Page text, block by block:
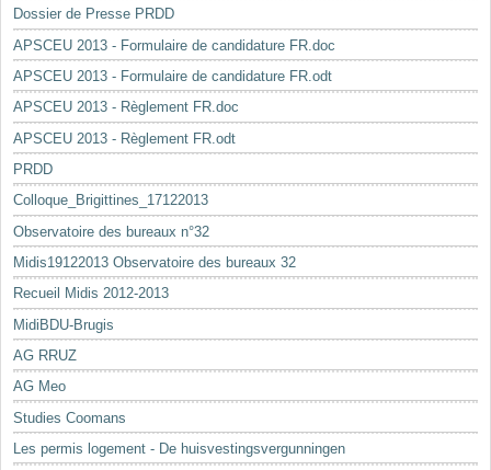
Dossier de Presse PRDD
APSCEU 2013 - Formulaire de candidature FR.doc
APSCEU 2013 - Formulaire de candidature FR.odt
APSCEU 2013 - Règlement FR.doc
APSCEU 2013 - Règlement FR.odt
PRDD
Colloque_Brigittines_17122013
Observatoire des bureaux n°32
Midis19122013 Observatoire des bureaux 32
Recueil Midis 2012-2013
MidiBDU-Brugis
AG RRUZ
AG Meo
Studies Coomans
Les permis logement - De huisvestingsvergunningen